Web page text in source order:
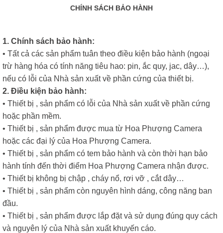
CHÍNH SÁCH BẢO HÀNH
1. Chính sách bảo hành:
• Tất cả các sản phẩm tuân theo điều kiện bảo hành (ngoại
trừ hàng hóa có tính năng tiêu hao: pin, ắc quy, jac, dây…),
nếu có lỗi của Nhà sản xuất về phần cứng của thiết bị.
2. Điều kiện bảo hành:
• Thiết bị , sản phẩm có lỗi của Nhà sản xuất về phần cứng
hoặc phần mềm.
• Thiết bị , sản phẩm được mua từ Hoa Phượng Camera
hoặc các đại lý của Hoa Phượng Camera.
• Thiết bị , sản phẩm có tem bảo hành và còn thời hạn bảo
hành tính đến thời điểm Hoa Phượng Camera nhận được.
• Thiết bị không bị chập , cháy nổ, rơi vỡ , cắt dây…
• Thiết bị , sản phẩm còn nguyên hình dáng, công năng ban
đầu.
• Thiết bị , sản phẩm được lắp đặt và sử dụng đúng quy cách
và nguyên lý của Nhà sản xuất khuyến cáo.